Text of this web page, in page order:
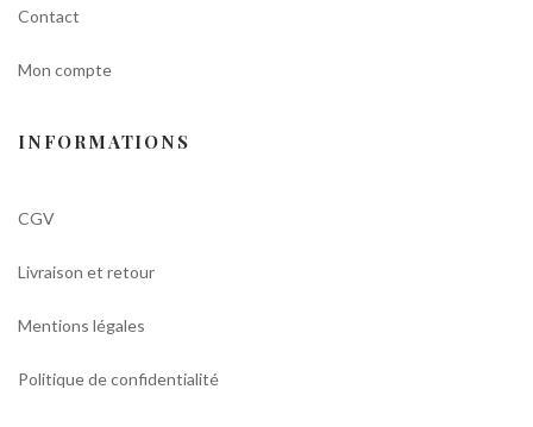
Contact
Mon compte
INFORMATIONS
CGV
Livraison et retour
Mentions légales
Politique de confidentialité